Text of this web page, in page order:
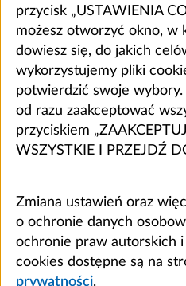
przycisk „USTAWIENIA
możesz otworzyć okno, w
dowiesz się, do jakich
wykorzystujemy pliki
potwierdzić swoje wybory.
od razu zaakceptować
przyciskiem „ZAAKCEPTUJ
WSZYSTKIE I PRZEJDŹ
Zmiana ustawień oraz
o ochronie danych
ochronie praw autorskich i
cookies dostępne są na
prywatności.